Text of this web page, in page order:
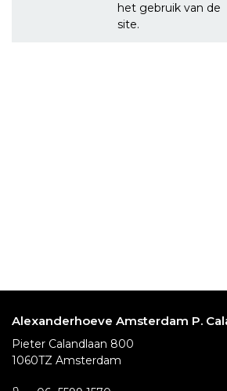
het gebruik van de
site.
Alexanderhoeve Amsterdam P.
Pieter Calandlaan 800
1060TZ Amsterdam